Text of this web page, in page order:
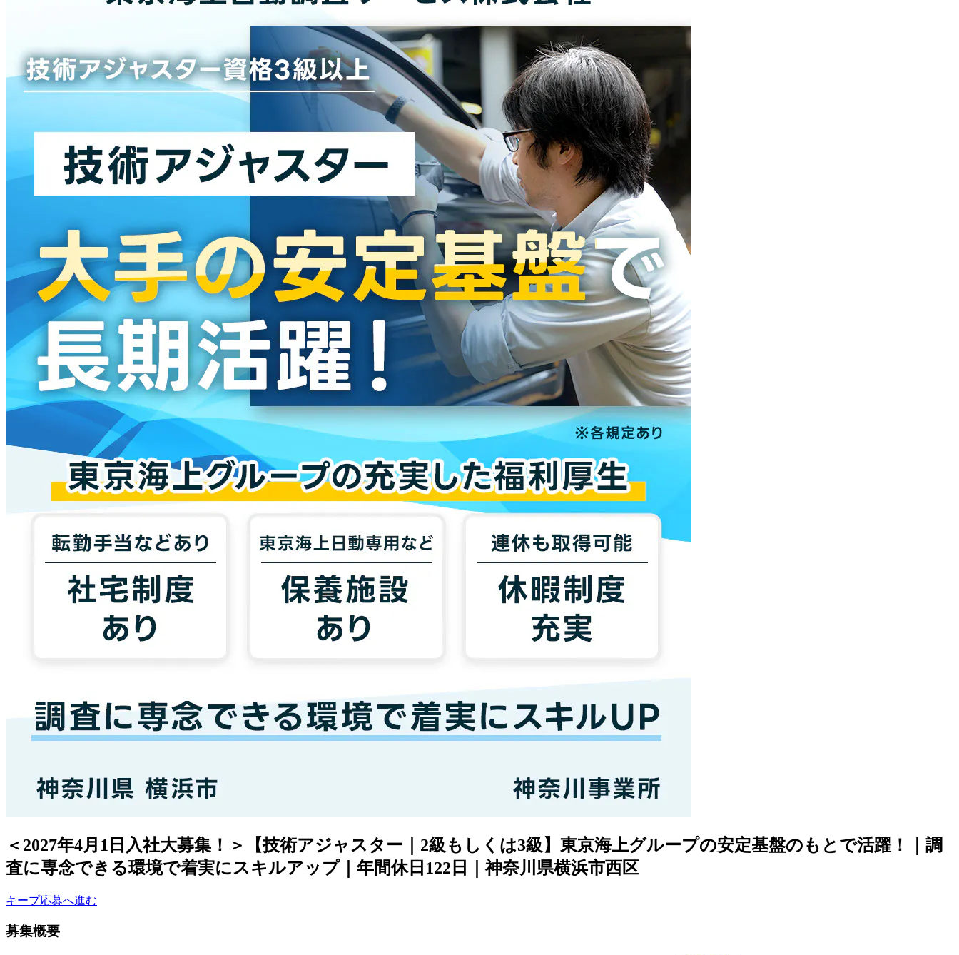
＜2027年4月1日入社大募集！＞【技術アジャスター｜2級もしくは3級】東京海上グループの安定基盤のもとで活躍！｜調
査に専念できる環境で着実にスキルアップ｜年間休日122日｜神奈川県横浜市西区
キープ応募へ進む
募集概要